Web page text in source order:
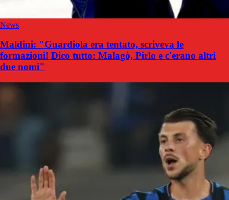
News
Maldini: "Guardiola era tentato, scriveva le
formazioni! Dico tutto: Malagò, Pirlo e c'erano altri
due nomi"